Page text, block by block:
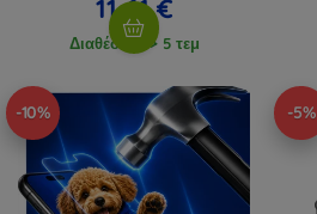
11,61 €
Διαθέσιμο > 5 τεμ
-10% -5%